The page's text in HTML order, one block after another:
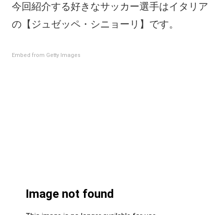
今回紹介する好きなサッカー選手はイタリア
の【ジュゼッペ・シニョーリ】です。
Embed from Getty Images